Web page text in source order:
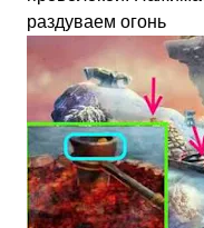
раздуваем огонь